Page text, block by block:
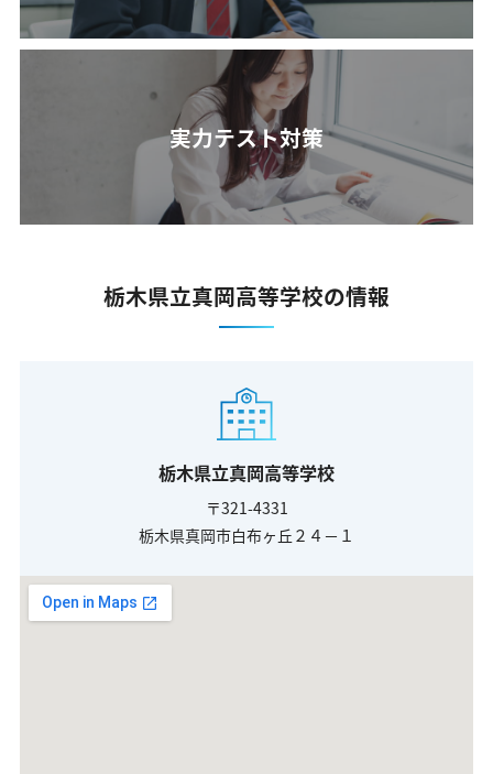
実力テスト対策
栃木県立真岡高等学校の情報
栃木県立真岡高等学校
〒321-4331
栃木県真岡市白布ヶ丘２４－１